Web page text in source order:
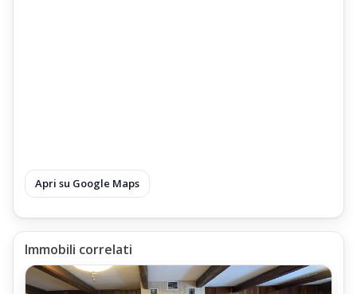
Apri su Google Maps
Immobili correlati